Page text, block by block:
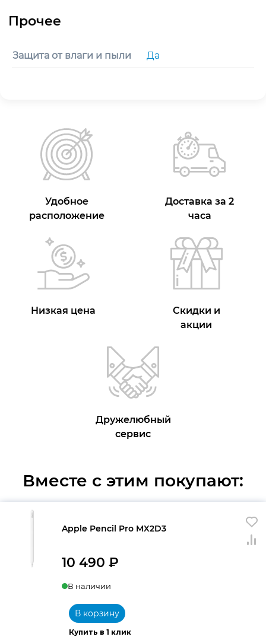
Защита от влаги и пыли Да
Удобное
расположение
Доставка за 2
часа
Низкая цена
Скидки и
акции
Дружелюбный
сервис
Вместе с этим покупают:
Apple Pencil Pro MX2D3
10 490 ₽
В наличии
Купить в 1 клик
В корзину